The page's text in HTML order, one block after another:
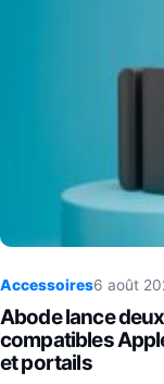
Accessoires6 août
Abode lance
compatibles
et portails